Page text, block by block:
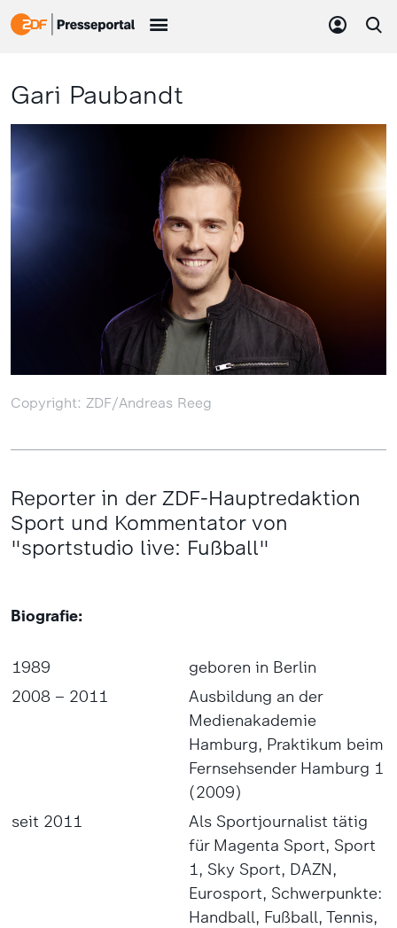
Gari Paubandt
Copyright: ZDF/Andreas Reeg
Reporter in der ZDF-Hauptredaktion
Sport und Kommentator von
"sportstudio live: Fußball"
Biografie:
1989
geboren in Berlin
2008 – 2011
Ausbildung an der
Medienakademie
Hamburg, Praktikum beim
Fernsehsender Hamburg 1
(2009)
seit 2011
Als Sportjournalist tätig
für Magenta Sport, Sport
1, Sky Sport, DAZN,
Eurosport, Schwerpunkte:
Handball, Fußball, Tennis,